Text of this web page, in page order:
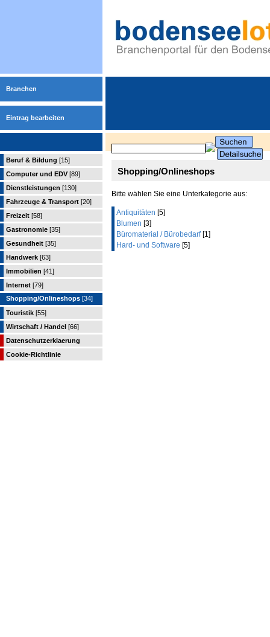
Branchen
Eintrag bearbeiten
Beruf & Bildung [15]
Computer und EDV [89]
Dienstleistungen [130]
Fahrzeuge & Transport [20]
Freizeit [58]
Gastronomie [35]
Gesundheit [35]
Handwerk [63]
Immobilien [41]
Internet [79]
Shopping/Onlineshops [34]
Touristik [55]
Wirtschaft / Handel [66]
Datenschutzerklaerung
Cookie-Richtlinie
Shopping/Onlineshops
Bitte wählen Sie eine Unterkategorie aus:
Antiquitäten [5]
Blumen [3]
Büromaterial / Bürobedarf[1]
Hard- und Software [5]